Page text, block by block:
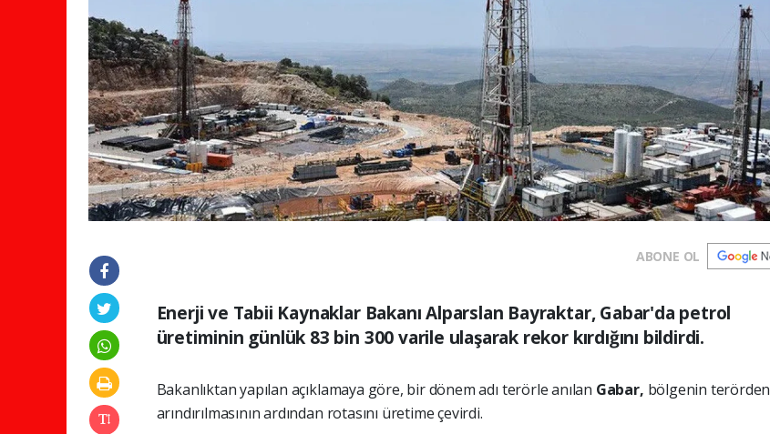
ABONE OL
Enerji ve Tabii Kaynaklar Bakanı Alparslan Bayraktar, Gabar'da petrol
üretiminin günlük 83 bin 300 varile ulaşarak rekor kırdığını bildirdi.
Bakanlıktan yapılan açıklamaya göre, bir dönem adı terörle anılan Gabar, bölgenin terörden
arındırılmasının ardından rotasını üretime çevirdi.